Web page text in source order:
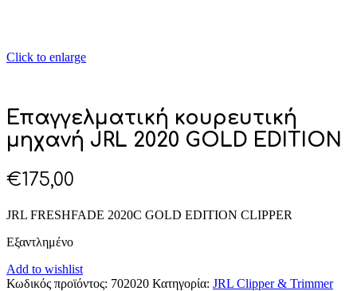
Click to enlarge
Επαγγελματική κουρευτική
μηχανή JRL 2020 GOLD EDITION
€175,00
JRL FRESHFADE 2020C GOLD EDITION CLIPPER
Εξαντλημένο
Add to wishlist
Κωδικός προϊόντος: 702020 Κατηγορία: JRL Clipper & Trimmer